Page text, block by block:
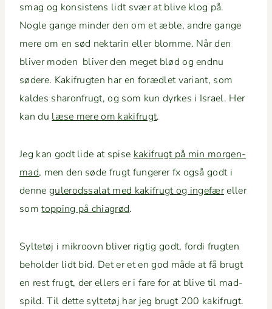
smag og kon­sis­tens lidt svær at blive klog på.
Nogle gange min­der den om et æble, andre gange
mere om en sød nek­tarin eller blomme. Når den
bliv­er mod­en bliv­er den meget blød og end­nu
sødere. Kak­ifrugten har en forædlet vari­ant, som
kaldes sharon­frugt, og som kun dyrkes i Israel. Her
kan du læse mere om kak­ifrugt.
Jeg kan godt lide at spise kak­ifrugt på min mor­gen­
mad, men den søde frugt fun­ger­er fx også godt i
denne gulerodssalat med kak­ifrugt og inge­færeller
somtop­ping på chi­a­grød.
Syl­tetøj i mikroovn bliv­er rigtig godt, for­di frugten
behold­er lidt bid. Det er et en god måde at få brugt
en rest frugt, der ellers er i fare for at blive til mad­
spild. Til dette syl­tetøj har jeg brugt 200 kak­ifrugt.